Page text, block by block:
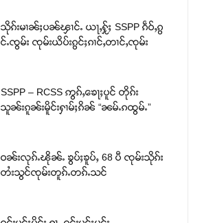
သိုၵ်းမၢၼ်ႈပၼ်ၾၢင်ႉ ယႃႇႁႂ်ႈ SSPP ၵဵဝ်ႇၵွ
င်ႉၸွမ်း ၸုမ်းယိပ်းၵွင်ႈၵၢင်ႇတၢင်ႇၸုမ်း
SSPP – RCSS ဢွၵ်ႇၶေႃႈပူင် တိုၵ်း
သူၼ်းၵူၼ်းမိူင်းႁၢမ်ႈၵိၼ် “ၼမ်ႉၵထွမ်ႉ”
ဝၼ်းလုၵ်ႉၽိုၼ်ႉ ၶွပ်ႈၶူပ်ႇ 68 ပီ ၸုမ်းသိုၵ်း
တႆးသွင်ၸုမ်းတူၵ်ႉတၵ်ႉသင်